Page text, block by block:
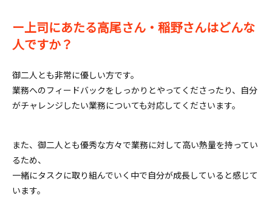
ー上司にあたる高尾さん・稲野さんはどんな
人ですか？
御二人とも非常に優しい方です。
業務へのフィードバックをしっかりとやってくださったり、自分
がチャレンジしたい業務についても対応してくださいます。
また、御二人とも優秀な方々で業務に対して高い熱量を持ってい
るため、
一緒にタスクに取り組んでいく中で自分が成長していると感じて
います。